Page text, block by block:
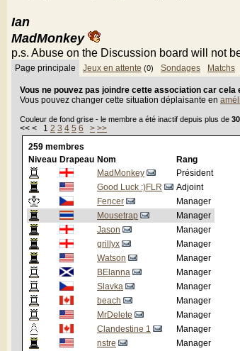
Ian
MadMonkey
p.s. Abuse on the Discussion board will not
Page principale Jeux en attente (0) Sondages Matchs
Vous ne pouvez pas joindre cette association car
Vous pouvez changer cette situation déplaisante en
Couleur de fond grise - le membre a été inactif depuis plus de
<< < 1 2 3 4 5 6 > >>
259 membres
Niveau Drapeau Nom
Rang
MadMonkey
Président
Good Luck :)FLR
Adjoint
Fencer
Manager
Mousetrap
Manager
Jason
Manager
grillyx
Manager
Watson
Manager
BElanna
Manager
Slavka
Manager
beach
Manager
MrDelete
Manager
Clandestine 1
Manager
nstre
Manager